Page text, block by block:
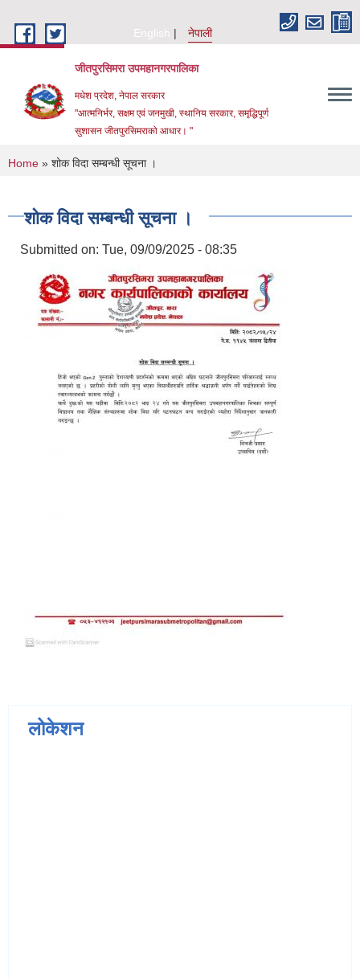
English
नेपाली
जीतपुरसिमरा उपमहानगरपालिका
मधेश प्रदेश, नेपाल सरकार
"आत्मनिर्भर, सक्षम एवं जनमुखी, स्थानिय सरकार, समृद्धिपूर्ण
सुशासन जीतपुरसिमराको आधार। "
You are here
Home » शोक विदा सम्बन्धी सूचना ।
शोक विदा सम्बन्धी सूचना ।
Submitted on: Tue, 09/09/2025 - 08:35
लोकेशन